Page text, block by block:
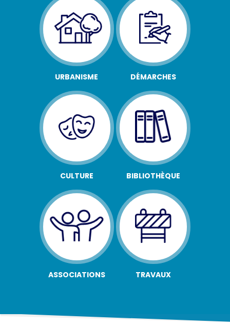
URBANISME DÉMARCHES
CULTURE BIBLIOTHÈQUE
ASSOCIATIONS TRAVAUX